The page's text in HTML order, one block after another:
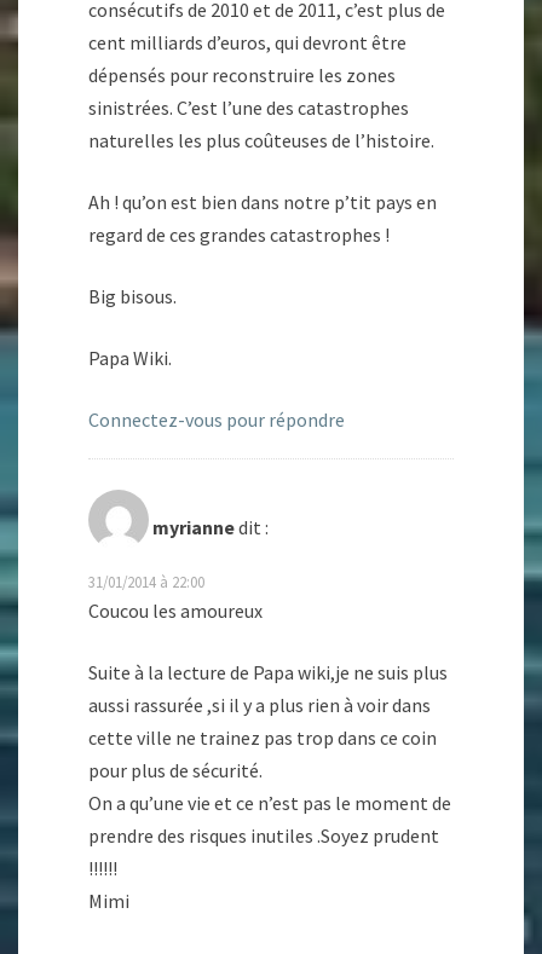
consécutifs de 2010 et de 2011, c’est plus de
cent milliards d’euros, qui devront être
dépensés pour reconstruire les zones
sinistrées. C’est l’une des catastrophes
naturelles les plus coûteuses de l’histoire.
Ah ! qu’on est bien dans notre p’tit pays en
regard de ces grandes catastrophes !
Big bisous.
Papa Wiki.
Connectez-vous pour répondre
myriannedit :
31/01/2014 à 22:00
Coucou les amoureux
Suite à la lecture de Papa wiki,je ne suis plus
aussi rassurée ,si il y a plus rien à voir dans
cette ville ne trainez pas trop dans ce coin
pour plus de sécurité.
On a qu’une vie et ce n’est pas le moment de
prendre des risques inutiles .Soyez prudent
!!!!!!
Mimi